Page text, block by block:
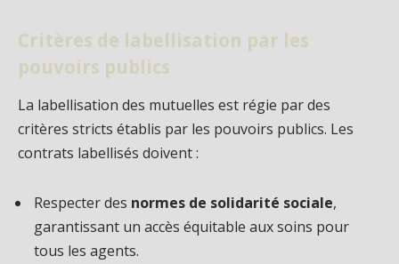
Critères de labellisation par les
pouvoirs publics
La labellisation des mutuelles est régie par des
critères stricts établis par les pouvoirs publics. Les
contrats labellisés doivent :
Respecter des normes de solidarité sociale,
garantissant un accès équitable aux soins pour
tous les agents.